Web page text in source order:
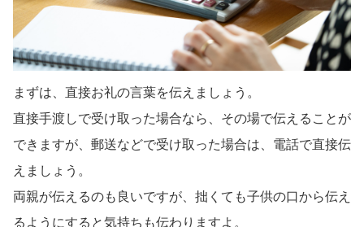
まずは、直接お礼の言葉を伝えましょう。
直接手渡しで受け取った場合なら、その場で伝えることが
できますが、郵送などで受け取った場合は、電話で直接伝
えましょう。
両親が伝えるのも良いですが、拙くても子供の口から伝え
るようにすると気持ちも伝わりますよ。